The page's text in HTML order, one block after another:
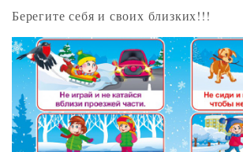
Берегите себя и своих близких!!!